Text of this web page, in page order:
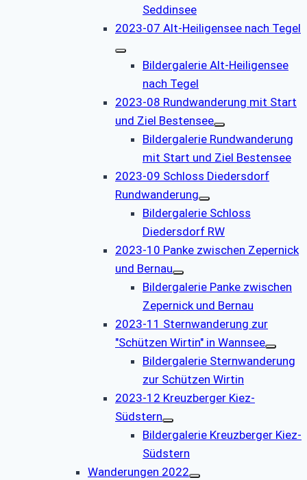
Seddinsee
2023-07 Alt-Heiligensee nach Tegel
Bildergalerie Alt-Heiligensee
nach Tegel
2023-08 Rundwanderung mit Start
und Ziel Bestensee
Bildergalerie Rundwanderung
mit Start und Ziel Bestensee
2023-09 Schloss Diedersdorf
Rundwanderung
Bildergalerie Schloss
Diedersdorf RW
2023-10 Panke zwischen Zepernick
und Bernau
Bildergalerie Panke zwischen
Zepernick und Bernau
2023-11 Sternwanderung zur
"Schützen Wirtin" in Wannsee
Bildergalerie Sternwanderung
zur Schützen Wirtin
2023-12 Kreuzberger Kiez-
Südstern
Bildergalerie Kreuzberger Kiez-
Südstern
Wanderungen 2022